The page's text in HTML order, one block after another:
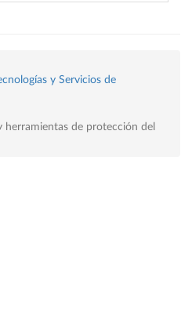
y Servicios de
herramientas de protección del